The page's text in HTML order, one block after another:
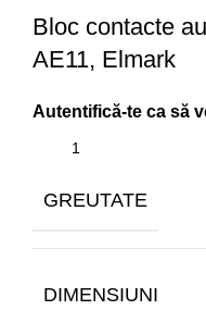
Bloc contacte
AE11, Elmark
GREUTATE
DIMENSIUNI